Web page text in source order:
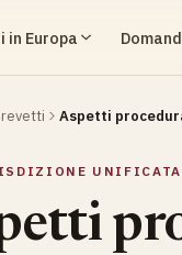
in Europa
Aspetti